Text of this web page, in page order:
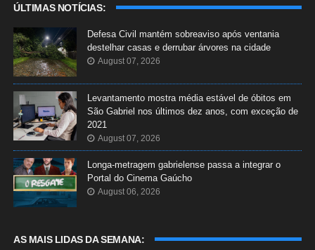
ÚLTIMAS NOTÍCIAS:
Defesa Civil mantém sobreaviso após ventania
destelhar casas e derrubar árvores na cidade
August 07, 2026
Levantamento mostra média estável de óbitos em
São Gabriel nos últimos dez anos, com exceção de
2021
August 07, 2026
Longa-metragem gabrielense passa a integrar o
Portal do Cinema Gaúcho
August 06, 2026
AS MAIS LIDAS DA SEMANA: